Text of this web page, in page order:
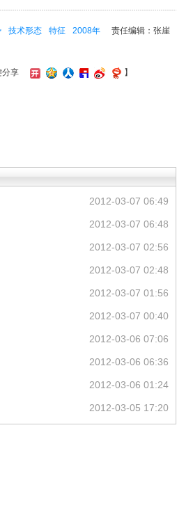
责任编辑：张崖
技术形态 特征
2008年
分享 】
2012-03-07 06:49
2012-03-07 06:48
2012-03-07 02:56
2012-03-07 02:48
2012-03-07 01:56
2012-03-07 00:40
2012-03-06 07:06
2012-03-06 06:36
2012-03-06 01:24
2012-03-05 17:20